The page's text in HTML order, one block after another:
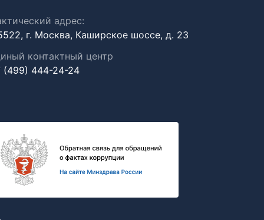
адрес:
г. Москва, Каширское шоссе, д. 23
контактный центр
(499) 444-24-24